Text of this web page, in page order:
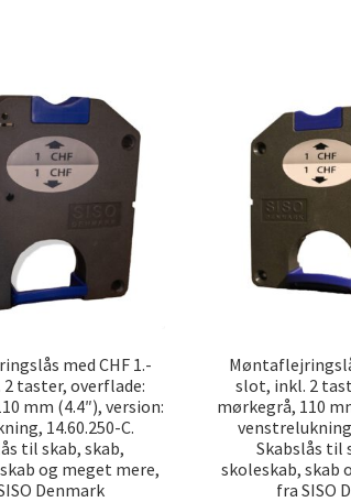
med CHF 1.-
taster, overflade:
mm (4.4″), version:
14.60.250-C.
til skab, skab,
og meget mere,
Denmark
slot, inkl. 2
mørkegrå, 110
Skabslås til
skoleskab, skab
fra SISO